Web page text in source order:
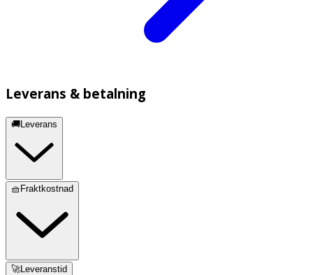
Leverans & betalning
🚚Leverans
🧺Fraktkostnad
🚀Leveranstid